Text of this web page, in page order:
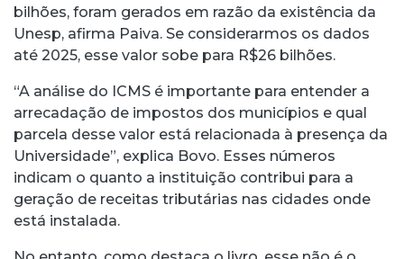
bilhões, foram gerados em razão da existência da
Unesp, afirma Paiva. Se considerarmos os dados
até 2025, esse valor sobe para R$26 bilhões.
“A análise do ICMS é importante para entender a
arrecadação de impostos dos municípios e qual
parcela desse valor está relacionada à presença da
Universidade”, explica Bovo. Esses números
indicam o quanto a instituição contribui para a
geração de receitas tributárias nas cidades onde
está instalada.